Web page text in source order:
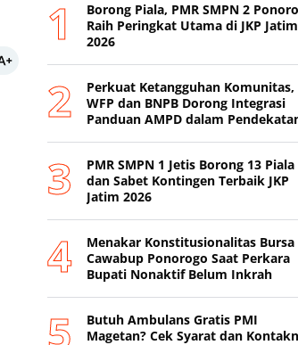
Borong Piala, PMR SMPN 2
Raih Peringkat Utama di JKP Jatim
2026
Perkuat Ketangguhan Komunitas,
WFP dan BNPB Dorong Integrasi
Panduan AMPD dalam
PMR SMPN 1 Jetis Borong 13 Piala
dan Sabet Kontingen Terbaik JKP
Jatim 2026
Menakar Konstitusionalitas Bursa
Cawabup Ponorogo Saat Perkara
Bupati Nonaktif Belum Inkrah
Butuh Ambulans Gratis PMI
Magetan? Cek Syarat dan